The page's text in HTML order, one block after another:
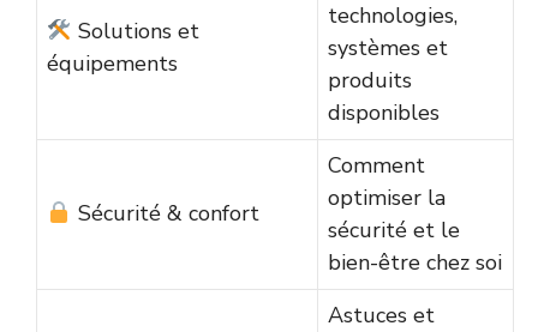
Solutions et
équipements
technologies,
systèmes et
produits
disponibles
Sécurité & confort
Comment
optimiser la
sécurité et le
bien-être chez soi
Astuces et